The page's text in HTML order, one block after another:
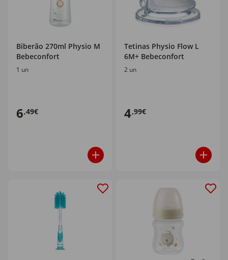
Biberão 270ml Physio M
Bebeconfort
1 un
6,49€
Tetinas Physio Flow L
6M+ Bebeconfort
2 un
4,99€